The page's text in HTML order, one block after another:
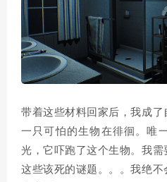
带着这些材料回家后，我成
一只可怕的生物在徘徊。唯
光，它吓跑了这个生物。我
这些该死的谜题。。。我绝